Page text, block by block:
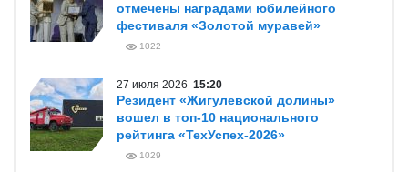
отмечены наградами юбилейного
фестиваля «Золотой муравей»
1022
27 июля 2026 15:20
Резидент «Жигулевской долины»
вошел в топ-10 национального
рейтинга «ТехУспех-2026»
1029